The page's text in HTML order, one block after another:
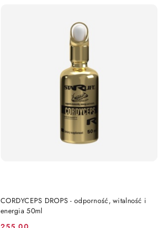
CORDYCEPS DROPS - odporność, witalność i
energia 50ml
DO KOSZYKA